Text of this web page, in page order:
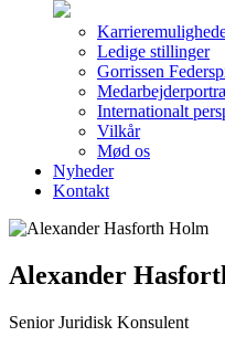
Ledige stillinger
Gorrissen
Internationalt
Vilkår
Mød os
Nyheder
Kontakt
Alexander
Senior Juridisk Konsulent